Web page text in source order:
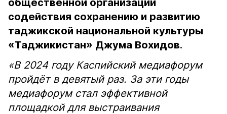
общественной организации
содействия сохранению и развитию
таджикской национальной культуры
«Таджикистан» Джума Вохидов.
«В 2024 году Каспийский медиафорум
пройдёт в девятый раз. За эти годы
медиафорум стал эффективной
площадкой для выстраивания